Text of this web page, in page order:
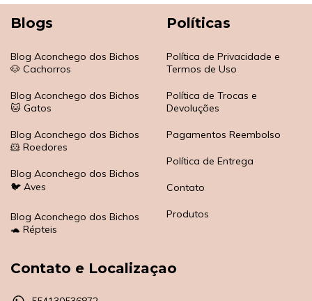
Blogs
Blog Aconchego dos Bichos
🐶 Cachorros
Blog Aconchego dos Bichos
🐱 Gatos
Blog Aconchego dos Bichos
🐹 Roedores
Blog Aconchego dos Bichos
🐦 Aves
Blog Aconchego dos Bichos
🐢 Répteis
Políticas
Política de Privacidade e
Termos de Uso
Política de Trocas e
Devoluções
Pagamentos Reembolso
Política de Entrega
Contato
Produtos
Contato e Localizaçao